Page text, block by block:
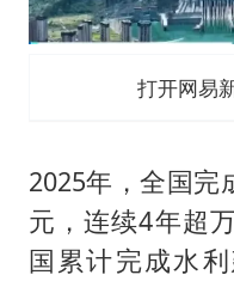
打开网易
2025年，全国完
元，连续4年超
国累计完成水